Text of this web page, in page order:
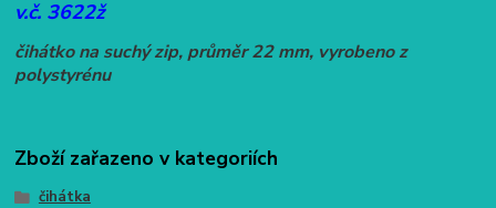
v.č. 3622ž
čihátko na suchý zip, průměr 22 mm, vyrobeno z
polystyrénu
Zboží zařazeno v kategoriích
čihátka